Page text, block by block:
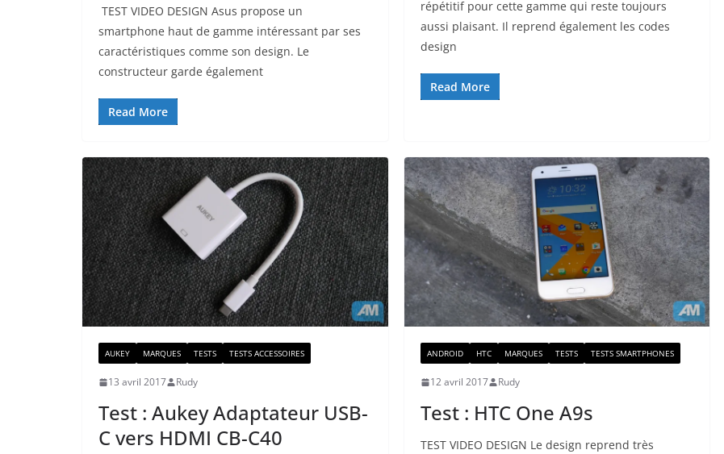
TEST VIDEO DESIGN Asus propose un
smartphone haut de gamme intéressant par ses
caractéristiques comme son design. Le
constructeur garde également
Read More
répétitif pour cette gamme qui reste toujours
aussi plaisant. Il reprend également les codes
design
Read More
AUKEY MARQUES TESTS TESTS ACCESSOIRES
13 avril 2017 Rudy
Test : Aukey Adaptateur USB-
C vers HDMI CB-C40
ANDROID HTC MARQUES TESTS TESTS SMARTPHONES
12 avril 2017 Rudy
Test : HTC One A9s
TEST VIDEO DESIGN Le design reprend très